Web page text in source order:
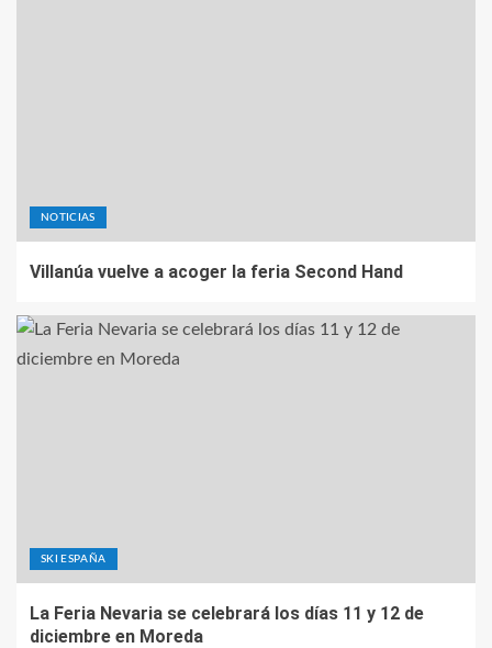
NOTICIAS
Villanúa vuelve a acoger la feria Second Hand
SKI ESPAÑA
La Feria Nevaria se celebrará los días 11 y 12 de
diciembre en Moreda